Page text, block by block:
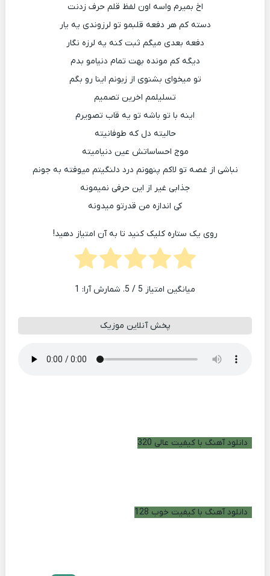
اخ بمیرم واسه اون لفظ قلم حرف زدنت
دسته کم هر دفعه قلبمو تو لرزوندی یه یار
دفعه بعدی میگم ثبت کنه یه لرزه نگار
دیگه کم مونده بهت تمام دنیامو بدم
تو میخوای بشنوی از زبونم اینا رو بگم
تسلیلمم اخرین تصمیم
اینه با تو باشه تو یه قاب تصویرم
حالیته دل که طوفانیته
موج احساساتش عین دنیامیته
نباشی از غصه تو لاکم پنهونم درد دلنگیتم میوفته به جونم
جذابی غیر از این حرفی نمیمونه
کی اندازه من قدرتو میدونه
روی یک ستاره کلیک کنید تا به آن امتیاز دهید!
میانگین امتیاز 5 / 5. شمارش آرا: 1
پخش آنلاین موزیک
دانلود آهنگ با کیفیت عالی 320
دانلود آهنگ با کیفیت خوب 128